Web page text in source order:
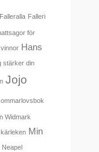
Falleralla Falleri
för
Hans
stärker din
Jojo
Widmark
Min
Neapel